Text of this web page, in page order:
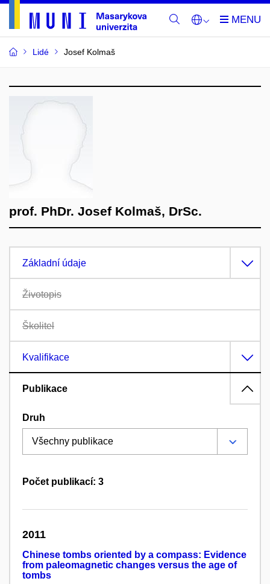
Lidé Josef Kolmaš
prof. PhDr. Josef Kolmaš, DrSc.
Základní údaje
Životopis
Školitel
Kvalifikace
Publikace
Druh
Počet publikací: 3
2011
Chinese tombs oriented by a compass: Evidence
from paleomagnetic changes versus the age of
tombs